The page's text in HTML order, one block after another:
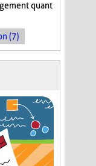
quant
(7)